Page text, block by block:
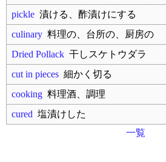
pickle 漬ける、酢漬けにする
culinary 料理の、台所の、厨房の
Dried Pollack 干しスケトウダラ
cut in pieces 細かく切る
cooking 料理酒、調理
cured 塩漬けした
一覧